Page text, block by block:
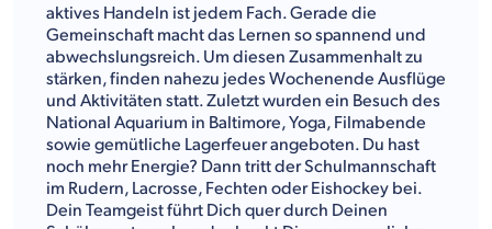
aktives Handeln ist jedem Fach. Gerade die
Gemeinschaft macht das Lernen so spannend und
abwechslungsreich. Um diesen Zusammenhalt zu
stärken, finden nahezu jedes Wochenende Ausflüge
und Aktivitäten statt. Zuletzt wurden ein Besuch des
National Aquarium in Baltimore, Yoga, Filmabende
sowie gemütliche Lagerfeuer angeboten. Du hast
noch mehr Energie? Dann tritt der Schulmannschaft
im Rudern, Lacrosse, Fechten oder Eishockey bei.
Dein Teamgeist führt Dich quer durch Deinen